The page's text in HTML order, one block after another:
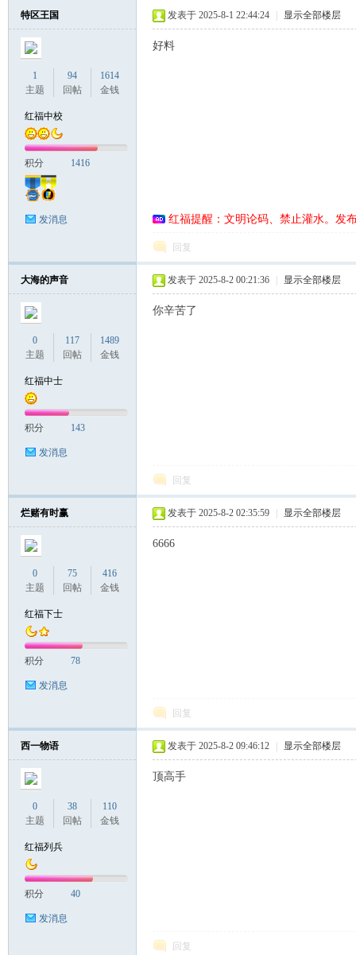
特区王国
1
主题
94
回帖
1614
金钱
红福中校
积分 1416
发消息
发表于 2025-8-1 22:44:24 显示全部楼层
好料
红福提醒：文明论码、禁止灌水。发
回复
大海的声音
0
主题
117
回帖
1489
金钱
红福中士
积分 143
发消息
发表于 2025-8-2 00:21:36 显示全部楼层
你辛苦了
回复
烂赌有时赢
0
主题
75
回帖
416
金钱
红福下士
积分 78
发消息
发表于 2025-8-2 02:35:59 显示全部楼层
6666
回复
西一物语
0
主题
38
回帖
110
金钱
红福列兵
积分 40
发消息
发表于 2025-8-2 09:46:12 显示全部楼层
顶高手
回复